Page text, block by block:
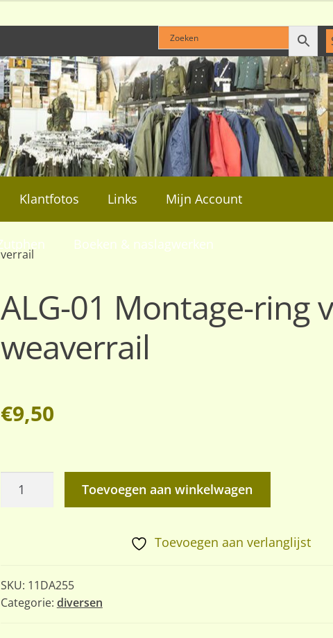
Klantfotos Links Mijn Account
Boeken & naslagwerken
ALG-01 Montage-ring
weaverrail
€9,50
ALG-
weaverrail
aantal
Toevoegen aan winkelwagen
Toevoegen aan verlanglijst
SKU: 11DA255
Categorie: diversen